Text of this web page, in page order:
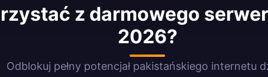
z darmowego
2026?
Odblokuj pełny potencjał pakistańskiego internetu